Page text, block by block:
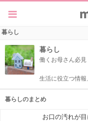
暮らし
暮らし
働くお母さん必見
生活に役立つ情報
暮らしのまとめ
お口の汚れが